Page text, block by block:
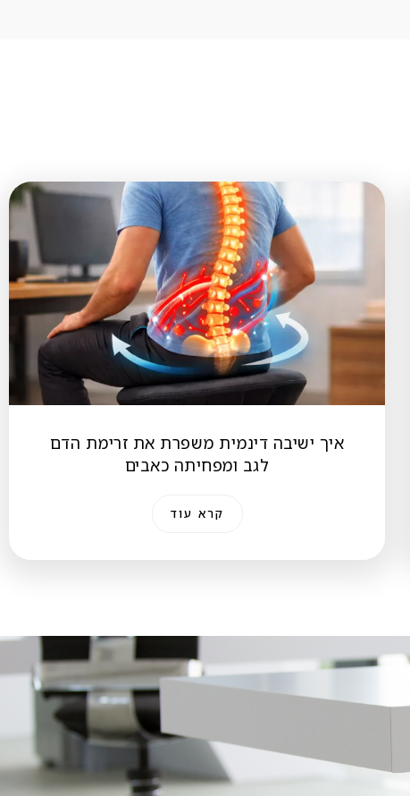
איך ישיבה דינמית משפרת את זרימת הדם
לגב ומפחיתה כאבים
קרא עוד